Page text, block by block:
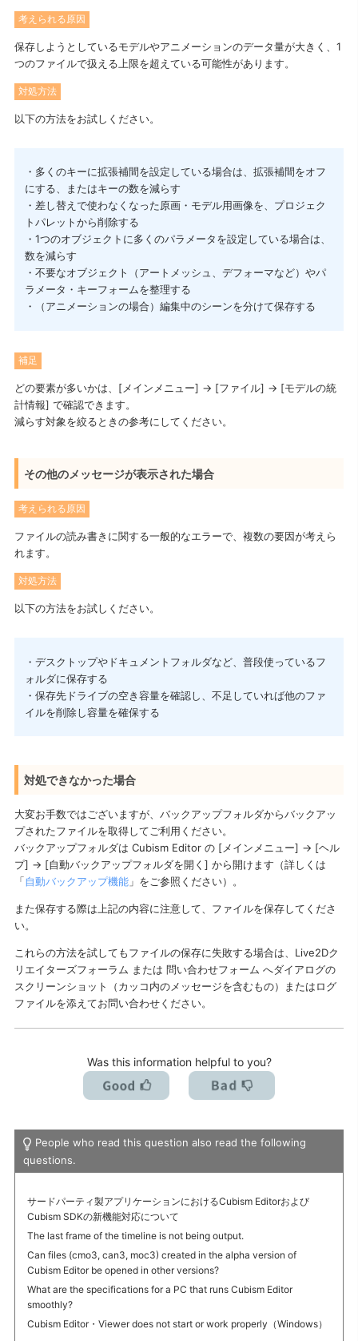
考えられる原因
保存しようとしているモデルやアニメーションのデータ量が大きく、1
つのファイルで扱える上限を超えている可能性があります。
対処方法
以下の方法をお試しください。
・多くのキーに拡張補間を設定している場合は、拡張補間をオフ
にする、またはキーの数を減らす
・差し替えで使わなくなった原画・モデル用画像を、プロジェク
トパレットから削除する
・1つのオブジェクトに多くのパラメータを設定している場合は、
数を減らす
・不要なオブジェクト（アートメッシュ、デフォーマなど）やパ
ラメータ・キーフォームを整理する
・（アニメーションの場合）編集中のシーンを分けて保存する
補足
どの要素が多いかは、[メインメニュー] → [ファイル] → [モデルの統
計情報] で確認できます。
減らす対象を絞るときの参考にしてください。
その他のメッセージが表示された場合
考えられる原因
ファイルの読み書きに関する一般的なエラーで、複数の要因が考えら
れます。
対処方法
以下の方法をお試しください。
・デスクトップやドキュメントフォルダなど、普段使っているフ
ォルダに保存する
・保存先ドライブの空き容量を確認し、不足していれば他のファ
イルを削除し容量を確保する
対処できなかった場合
大変お手数ではございますが、バックアップフォルダからバックアッ
プされたファイルを取得してご利用ください。
バックアップフォルダは Cubism Editor の [メインメニュー] → [ヘル
プ] → [自動バックアップフォルダを開く] から開けます（詳しくは
「自動バックアップ機能」をご参照ください）。
また保存する際は上記の内容に注意して、ファイルを保存してくださ
い。
これらの方法を試してもファイルの保存に失敗する場合は、Live2Dク
リエイターズフォーラム または 問い合わせフォーム へダイアログの
スクリーンショット（カッコ内のメッセージを含むもの）またはログ
ファイルを添えてお問い合わせください。
Was this information helpful to you?
People who read this question also read the following
questions.
サードパーティ製アプリケーションにおけるCubism Editorおよび
Cubism SDKの新機能対応について
The last frame of the timeline is not being output.
Can files (cmo3, can3, moc3) created in the alpha version of
Cubism Editor be opened in other versions?
What are the specifications for a PC that runs Cubism Editor
smoothly?
Cubism Editor・Viewer does not start or work properly（Windows）